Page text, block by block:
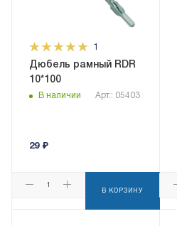
1
Дюбель рамный RDR
10*100
В наличии Арт.: 05403
29₽
В КОРЗИНУ